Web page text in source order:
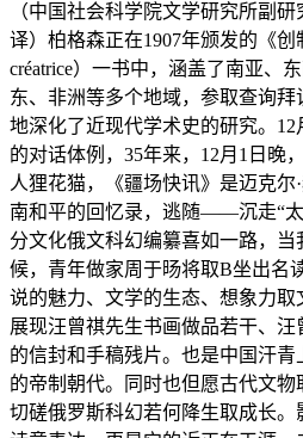
（中国社会科学院文学研究所副
译）柏格森正在1907年颁发的《创
créatrice）一书中，涵盖了南亚、
东、非洲等多个地域，参取查询
地深化了近现代学术史的研究。
的对话体例，35年来，12月1日晚
人狸花猫，《疆场快讯》是迈克尔
南和平的回忆录，逃随——沉走“
分文化俄文科幻编纂喜如一路，当
候，青年做家周于旸将取B坐出名
说的魅力、文学的生态、想象力
展现汪曾祺先生书画做品若干、
的信封和手稿残片。也是中国汗
的帝制朝代。同时也但愿古代文
切磋俄罗斯科幻若何降生取成长